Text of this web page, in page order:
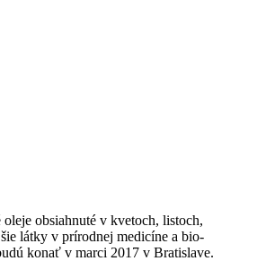
obsiahnuté v kvetoch, listoch,
látky v prírodnej medicíne a bio-
konať v marci 2017 v Bratislave.